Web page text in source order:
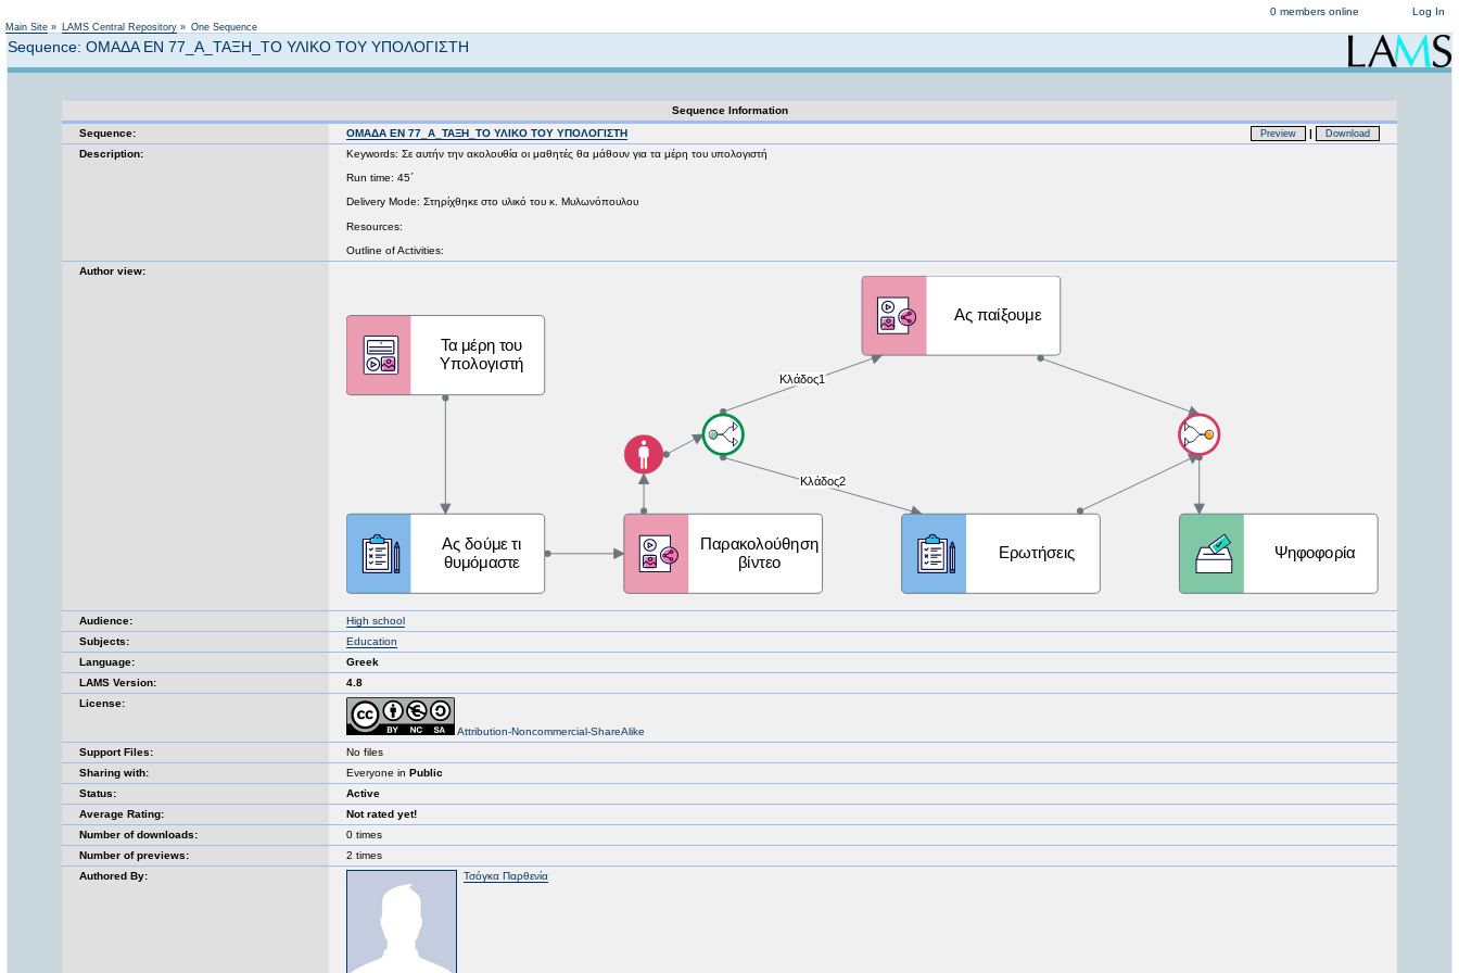
Log In
0 members online
Main Site » LAMS Central Repository » One Sequence
Sequence: ΟΜΑΔΑ ΕΝ 77_Α_ΤΑΞΗ_ΤΟ ΥΛΙΚΟ ΤΟΥ ΥΠΟΛΟΓΙΣΤΗ
Sequence Information
Sequence:
ΟΜΑΔΑ ΕΝ 77_Α_ΤΑΞΗ_ΤΟ ΥΛΙΚΟ ΤΟΥ ΥΠΟΛΟΓΙΣΤΗ Preview | Download
Description: Keywords: Σε αυτήν την ακολουθία οι μαθητές θα μάθουν για τα μέρη του υπολογιστή
Run time: 45΄
Delivery Mode: Στηρίχθηκε στο υλικό του κ. Μυλωνόπουλου
Resources:
Outline of Activities:
Author view:
Audience:
High school
Subjects:
Education
Language:
Greek
LAMS Version:
4.8
License:
Attribution-Noncommercial-ShareAlike
Support Files:
No files
Sharing with:
Everyone in Public
Status:
Active
Average Rating:
Not rated yet!
Number of downloads:
0 times
Number of previews:
2 times
Authored By:
Τσόγκα Παρθενία